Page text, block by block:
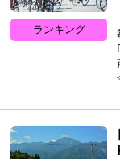
ランキング